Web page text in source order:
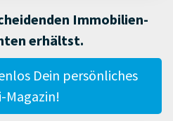
Immobilien-
erhältst.
Dein persönliches
Magazin!